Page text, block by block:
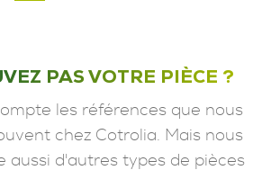
PAS VOTRE PIÈCE ?
les références que nous
chez Cotrolia. Mais nous
aussi d'autres types de pièces